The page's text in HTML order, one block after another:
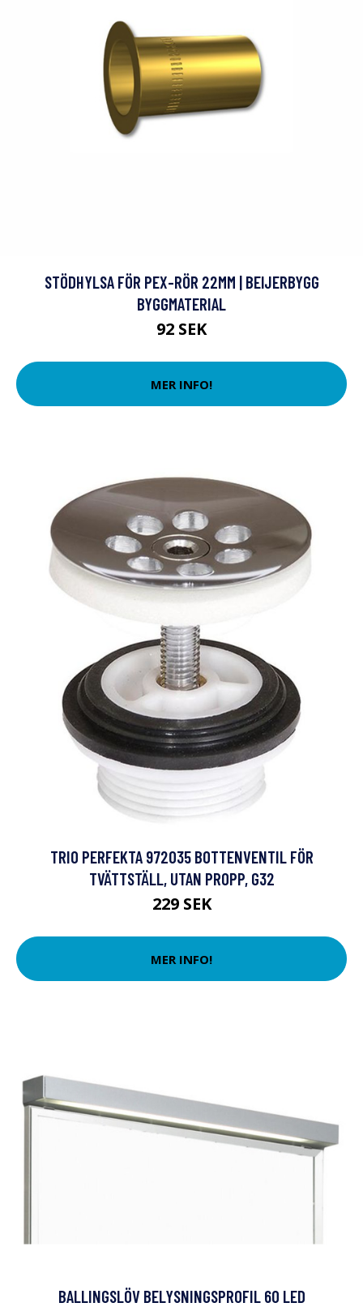
STÖDHYLSA FÖR PEX-RÖR 22MM | BEIJERBYGG
BYGGMATERIAL
92 SEK
MER INFO!
TRIO PERFEKTA 972035 BOTTENVENTIL FÖR
TVÄTTSTÄLL, UTAN PROPP, G32
229 SEK
MER INFO!
BALLINGSLÖV BELYSNINGSPROFIL 60 LED